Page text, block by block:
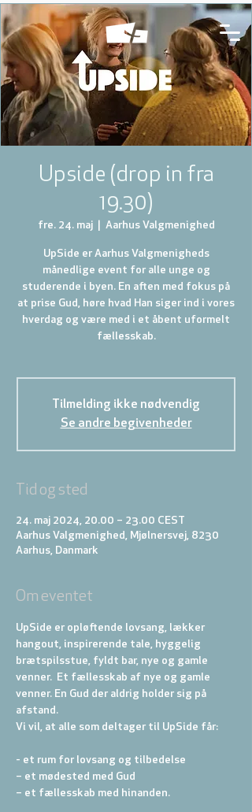
Upside (drop in fra
19.30)
fre. 24. maj
  |
Aarhus Valgmenighed
UpSide er Aarhus Valgmenigheds
månedlige event for alle unge og
studerende i byen. En aften med fokus på
at prise Gud, høre hvad Han siger ind i vores
hverdag og være med i et åbent uformelt
fællesskab.
Tilmelding ikke nødvendig
Se andre begivenheder
Tid og sted
24. maj 2024, 20.00 – 23.00 CEST
Aarhus Valgmenighed, Mjølnersvej, 8230
Aarhus, Danmark
Om eventet
UpSide er opløftende lovsang, lækker
hangout, inspirerende tale, hyggelig
brætspilsstue, fyldt bar, nye og gamle
venner.  Et fællesskab af nye og gamle
venner. En Gud der aldrig holder sig på
afstand.
Vi vil, at alle som deltager til UpSide får:
- et rum for lovsang og tilbedelse
– et mødested med Gud
– et fællesskab med hinanden.